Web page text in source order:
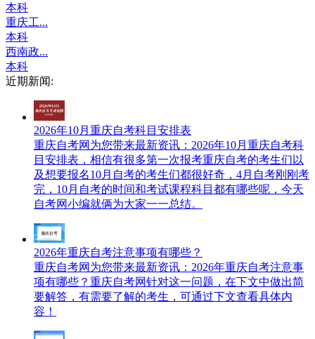
本科
重庆工...
本科
西南政...
本科
近期新闻:
2026年10月重庆自考科目安排表
重庆自考网​为您带来最新资讯：2026年10月重庆自考科
目安排表，相信有很多第一次报考重庆自考的考生们以
及想要报名10月自考的考生们都很好奇，4月自考刚刚考
完，10月自考的时间和考试课程科目都有哪些呢，今天
自考网小编就俩为大家一一总结。
2026年重庆自考注意事项有哪些？
重庆自考网为您带来最新资讯：2026年重庆自考注意事
项有哪些？重庆自考网针对这一问题，在下文中做出简
要解答，有需要了解的考生，可通过下文查看具体内
容！